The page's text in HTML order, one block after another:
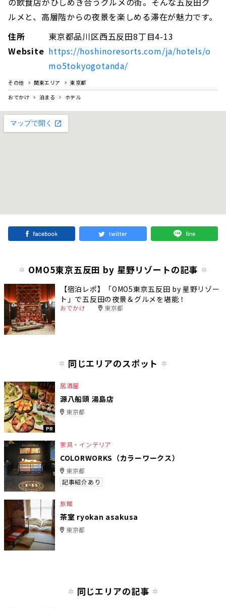
ルメと、高層階からの夜景を楽しめる滞在が魅力です。
住所
東京都品川区西五反田8丁目4-13
Website https://hoshinoresorts.com/ja/hotels/o
mo5tokyogotanda/
その他 関東エリア
東京都
おでかけ
泊まる ホテル
OMO5東京五反田 by 星野リゾートの記事
【宿泊レポ】「OMO5東京五反田 by 星野リゾー
ト」で五反田の夜景＆グルメを堪能！
おでかけ 東京都
同じエリアのスポット
PR
居酒屋
源八船頭 湯島店
東京都
家具・インテリア
COLORWORKS（カラーワークス）
東京都
記事紹介あり
旅館
茶室 ryokan asakusa
東京都
同じエリアの記事